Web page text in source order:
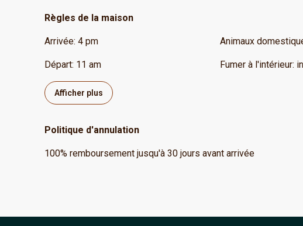
Règles de la maison
Arrivée: 4 pm
Départ: 11 am
Animaux
Fumer à l'intérieur:
Afficher plus
Politique d'annulation
100% remboursement jusqu'à 30 jours avant arrivée